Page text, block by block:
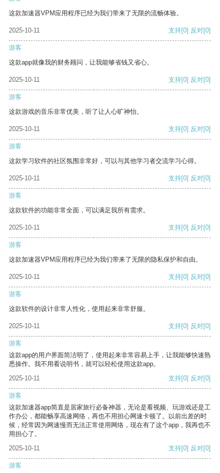
这款加速器VPM应用程序已经为我们带来了无限的流畅体验。
2025-10-11 支持[0] 反对[0]
游客
这款app就像我的财务顾问，让我能够省钱又省心。
2025-10-11 支持[0] 反对[0]
游客
这款游戏的音乐非常优美，听了让人心旷神怡。
2025-10-11 支持[0] 反对[0]
游客
这款学习软件的社区氛围非常好，可以与其他学习者交流学习心得。
2025-10-11 支持[0] 反对[0]
游客
这款软件的功能非常全面，可以满足我所有需求。
2025-10-11 支持[0] 反对[0]
游客
这款加速器VPM应用程序已经为我们带来了无限的隐私保护和自由。
2025-10-11 支持[0] 反对[0]
游客
这款软件的设计非常人性化，使用起来非常舒服。
2025-10-11 支持[0] 反对[0]
游客
这款app的用户界面简洁明了，使用起来非常容易上手，让我能够快速熟
悉操作。我不用看说明书，就可以轻松使用这款app。
2025-10-11
支持[0] 反对[0]
游客
这款加速器app简直是居家旅行必备神器，无论是看视频、玩游戏还是工
作办公，都能畅享高速网络，再也不用担心网速卡顿了。以前出差的时
候，经常因为网速慢而无法正常使用网络，现在有了这个app，我再也不
用担心了。
2025-10-11
支持[0] 反对[0]
游客